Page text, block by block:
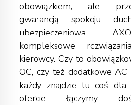
obowiązkiem, ale
gwarancją spokoju
ubezpieczeniowa
kompleksowe
kierowcy. Czy to
OC, czy też dodatkowe AC
każdy znajdzie tu coś dla
ofercie łączymy